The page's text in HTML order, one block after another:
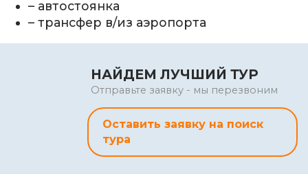
– автостоянка
– трансфер в/из аэропорта
НАЙДЕМ ЛУЧШИЙ ТУР
Отправьте заявку - мы перезвоним
Оставить заявку на поиск
тура